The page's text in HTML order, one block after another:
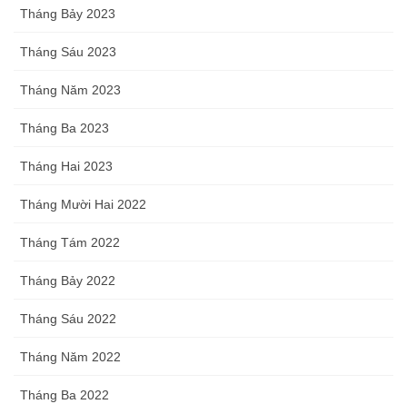
Tháng Bảy 2023
Tháng Sáu 2023
Tháng Năm 2023
Tháng Ba 2023
Tháng Hai 2023
Tháng Mười Hai 2022
Tháng Tám 2022
Tháng Bảy 2022
Tháng Sáu 2022
Tháng Năm 2022
Tháng Ba 2022